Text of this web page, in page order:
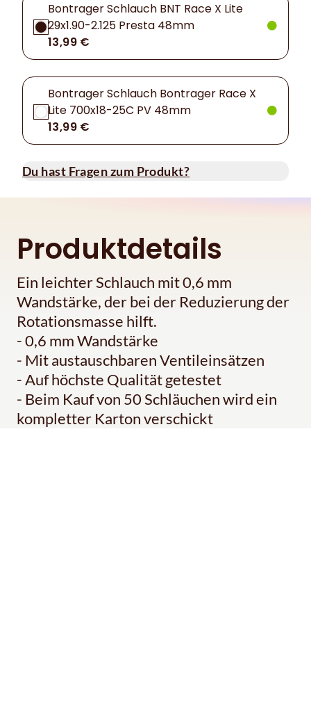
Bontrager Schlauch BNT Race X Lite
29x1.90-2.125 Presta 48mm
13,99 €
Bontrager Schlauch Bontrager Race X
Lite 700x18-25C PV 48mm
13,99 €
Du hast Fragen zum Produkt?
Produktdetails
Ein leichter Schlauch mit 0,6 mm
Wandstärke, der bei der Reduzierung der
Rotationsmasse hilft.
- 0,6 mm Wandstärke
- Mit austauschbaren Ventileinsätzen
- Auf höchste Qualität getestet
- Beim Kauf von 50 Schläuchen wird ein
kompletter Karton verschickt